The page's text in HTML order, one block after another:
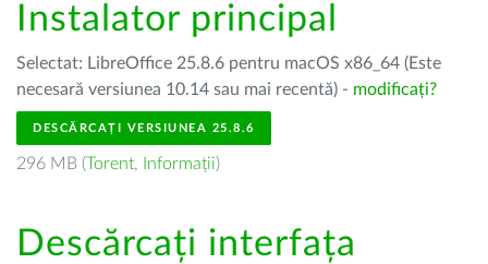
Instalator principal
Selectat: LibreOffice 25.8.6 pentru macOS x86_64 (Este
necesară versiunea 10.14 sau mai recentă) - modificați?
DESCĂRCAȚI VERSIUNEA 25.8.6
296 MB (Torent, Informații)
Descărcați interfața